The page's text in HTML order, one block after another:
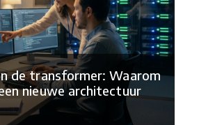
de transformer: Waarom
nieuwe architectuur